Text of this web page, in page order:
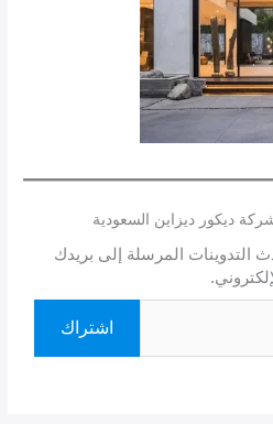
ديكور ديزاين السعودية
المرسلة إلى بريدك
اشتراك